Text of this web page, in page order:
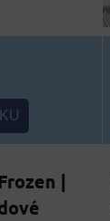
|